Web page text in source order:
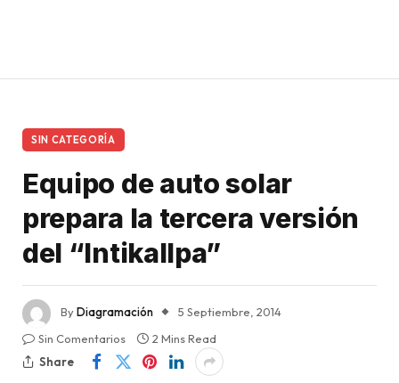
SIN CATEGORÍA
Equipo de auto solar
prepara la tercera versión
del “Intikallpa”
ByDiagramación
5 Septiembre, 2014
Sin Comentarios
2 Mins Read
Share